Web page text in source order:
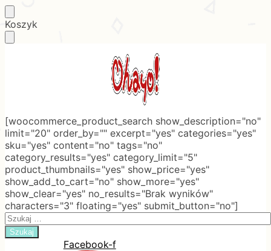
Skip
to
Skip
to
Koszyk
[woocommerce_product_search show_description="no"
limit="20" order_by="" excerpt="yes" categories="yes"
sku="yes" content="no" tags="no"
category_results="yes" category_limit="5"
product_thumbnails="yes" show_price="yes"
show_add_to_cart="no" show_more="yes"
show_clear="yes" no_results="Brak wyników"
characters="3" floating="yes" submit_button="no"]
Search
for:
Facebook-f